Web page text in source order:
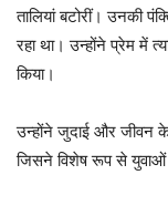
तालियां बटोरीं। उनकी
रहा था। उन्होंने प्रेम में
किया।
उन्होंने जुदाई और जीवन
जिसने विशेष रूप से युवाओं